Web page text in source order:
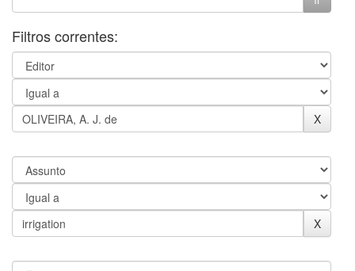
Filtros correntes: